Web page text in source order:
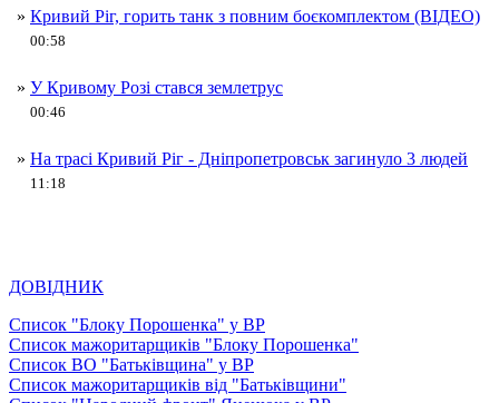
» Кривий Ріг, горить танк з повним боєкомплектом (ВІДЕО)
00:58
» У Кривому Розі стався землетрус
00:46
» На трасі Кривий Ріг - Дніпропетровськ загинуло 3 людей
11:18
ДОВІДНИК
Список "Блоку Порошенка" у ВР
Список мажоритарщиків "Блоку Порошенка"
Список ВО "Батьківщина" у ВР
Список мажоритарщиків від "Батьківщини"